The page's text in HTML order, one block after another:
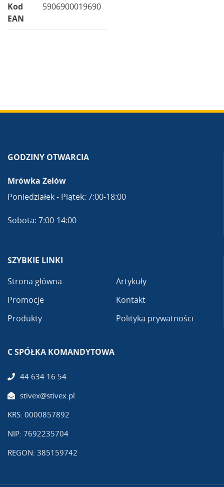
Kod
EAN
5906900019690
GODZINY OTWARCIA
Mrówka Zelów
Poniedziałek - Piątek: 7:00-18:00
Sobota: 7:00-14:00
SZYBKIE LINKI
Strona główna
Promocje
Produkty
Artykuły
Kontakt
Polityka prywatności
C SPÓŁKA KOMANDYTOWA
44 634 16 54
stivex@stivex.pl
KRS: 0000857892
NIP: 7692235704
REGON: 385159742